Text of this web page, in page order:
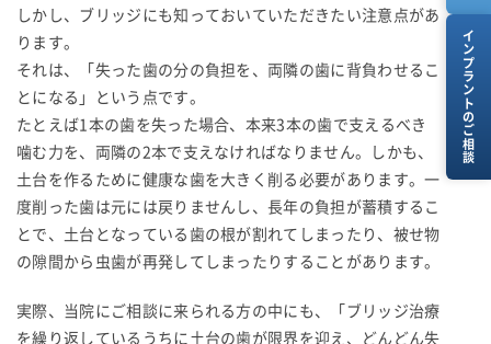
しかし、ブリッジにも知っておいていただきたい注意点があ
ります。
それは、「失った歯の分の負担を、両隣の歯に背負わせるこ
とになる」という点です。
たとえば1本の歯を失った場合、本来3本の歯で支えるべき
噛む力を、両隣の2本で支えなければなりません。しかも、
土台を作るために健康な歯を大きく削る必要があります。一
度削った歯は元には戻りませんし、長年の負担が蓄積するこ
とで、土台となっている歯の根が割れてしまったり、被せ物
の隙間から虫歯が再発してしまったりすることがあります。
実際、当院にご相談に来られる方の中にも、「ブリッジ治療
を繰り返しているうちに土台の歯が限界を迎え、どんどん失
インプラントのご相談